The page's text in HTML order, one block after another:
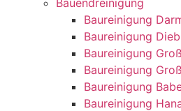
Bauendreinigung
Baureinigung
Baureinigung
Baureinigung
Baureinigung
Baureinigung
Baureinigung